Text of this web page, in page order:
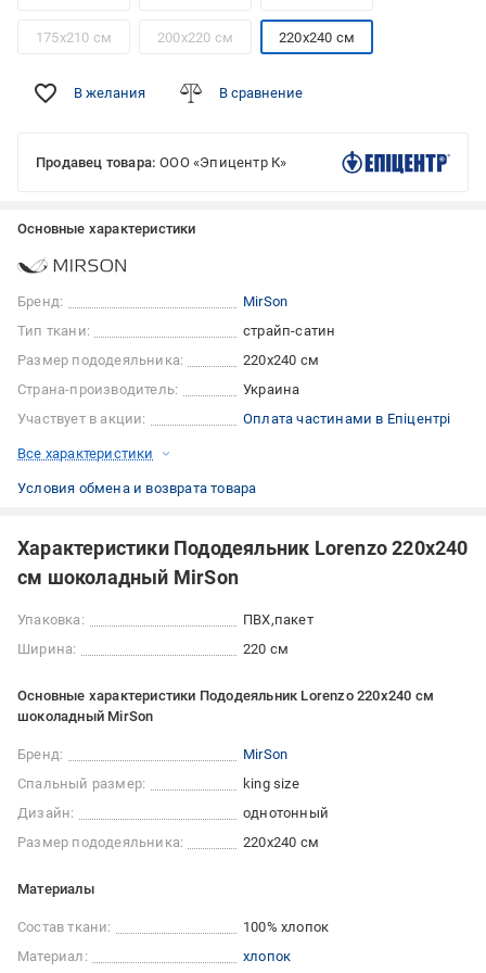
175x210 см 200x220 см 220x240 см
В желания В сравнение
Продавец товара: ООО «Эпицентр К»
Основные характеристики
Бренд:
MirSon
Тип ткани:
страйп-сатин
Размер пододеяльника:
220x240 см
Страна-производитель:
Украина
Участвует в акции:
Оплата частинами в Епіцентрі
Все характеристики
Условия обмена и возврата товара
Характеристики Пододеяльник Lorenzo 220x240
см шоколадный MirSon
Упаковка: ПВХ пакет
Ширина:
220 см
Основные характеристики Пододеяльник Lorenzo 220x240 см
шоколадный MirSon
Бренд:
MirSon
Спальный размер:
king size
Дизайн:
однотонный
Размер пододеяльника:
220x240 см
Материалы
Состав ткани:
100% хлопок
Материал:
хлопок